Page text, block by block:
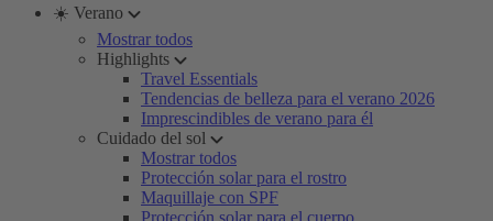
☀️ Verano
Mostrar todos
Highlights
Travel Essentials
Tendencias de belleza para el verano 2026
Imprescindibles de verano para él
Cuidado del sol
Mostrar todos
Protección solar para el rostro
Maquillaje con SPF
Protección solar para el cuerpo